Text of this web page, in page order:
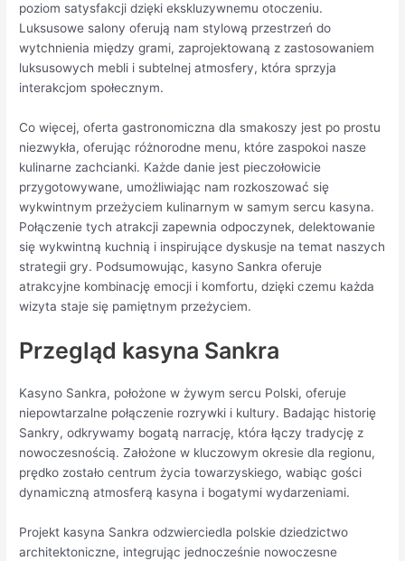
poziom satysfakcji dzięki ekskluzywnemu otoczeniu.
Luksusowe salony oferują nam stylową przestrzeń do
wytchnienia między grami, zaprojektowaną z zastosowaniem
luksusowych mebli i subtelnej atmosfery, która sprzyja
interakcjom społecznym.
Co więcej, oferta gastronomiczna dla smakoszy jest po prostu
niezwykła, oferując różnorodne menu, które zaspokoi nasze
kulinarne zachcianki. Każde danie jest pieczołowicie
przygotowywane, umożliwiając nam rozkoszować się
wykwintnym przeżyciem kulinarnym w samym sercu kasyna.
Połączenie tych atrakcji zapewnia odpoczynek, delektowanie
się wykwintną kuchnią i inspirujące dyskusje na temat naszych
strategii gry. Podsumowując, kasyno Sankra oferuje
atrakcyjne kombinację emocji i komfortu, dzięki czemu każda
wizyta staje się pamiętnym przeżyciem.
Przegląd kasyna Sankra
Kasyno Sankra, położone w żywym sercu Polski, oferuje
niepowtarzalne połączenie rozrywki i kultury. Badając historię
Sankry, odkrywamy bogatą narrację, która łączy tradycję z
nowoczesnością. Założone w kluczowym okresie dla regionu,
prędko zostało centrum życia towarzyskiego, wabiąc gości
dynamiczną atmosferą kasyna i bogatymi wydarzeniami.
Projekt kasyna Sankra odzwierciedla polskie dziedzictwo
architektoniczne, integrując jednocześnie nowoczesne